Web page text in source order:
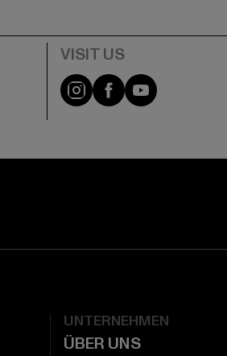
Visit our Instagram
Visit ourVisit our
UNTERNEHMEN
ÜBER UNS